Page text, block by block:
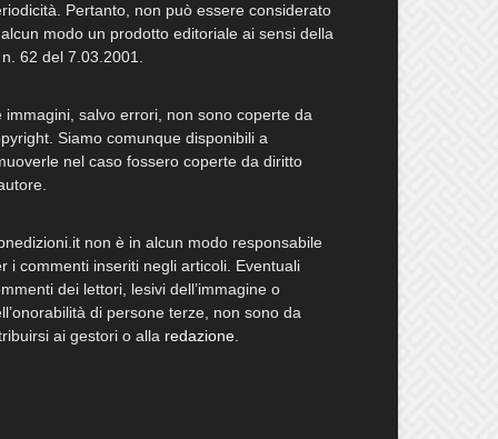
Pertanto, non può essere considerato
modo un prodotto editoriale ai sensi della
62 del 7.03.2001.
immagini, salvo errori, non sono coperte da
Siamo comunque disponibili a
nel caso fossero coperte da diritto
non è in alcun modo responsabile
i commenti inseriti negli articoli. Eventuali
dei lettori, lesivi dell’immagine o
di persone terze, non sono da
ai gestori o alla redazione